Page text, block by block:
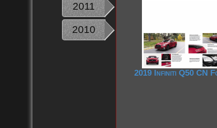
2011
2010
2019 Infiniti Q50 CN